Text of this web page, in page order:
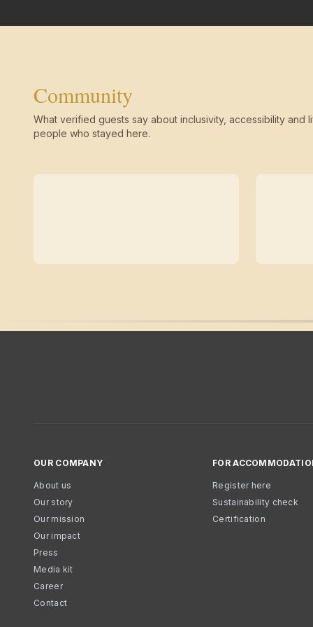
Community
What verified guests say about inclusivity, accessibility and
people who stayed here.
OUR COMPANY
About us
Our story
Our mission
Our impact
Press
Media kit
Career
Contact
FOR
Register here
Sustainability check
Certification